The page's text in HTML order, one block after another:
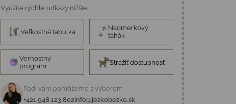
Využite rýchle odkazy nižšie.
Veľkostná tabuľka
Nadmerkový
ťahák
Vernostný
program
Strážiť dostupnosť
Radi vám pomôžeme s výberom
+421 948 123 802info@jezkobezko.sk